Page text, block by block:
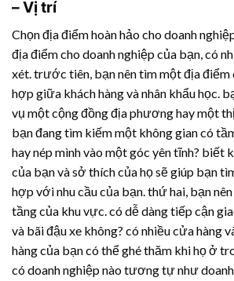
– Vị trí
Chọn địa điểm hoàn hảo cho doanh
địa điểm cho doanh nghiệp của bạn, có
xét. trước tiên, bạn nên tìm một địa
hợp giữa khách hàng và nhân khẩu học.
vụ một cộng đồng địa phương hay một
bạn đang tìm kiếm một không gian có
hay nép mình vào một góc yên tĩnh? biết
của bạn và sở thích của họ sẽ giúp bạn
hợp với nhu cầu của bạn. thứ hai, bạn
tầng của khu vực. có dễ dàng tiếp cận
và bãi đậu xe không? có nhiều cửa hàng
hàng của bạn có thể ghé thăm khi họ ở
có doanh nghiệp nào tương tự như